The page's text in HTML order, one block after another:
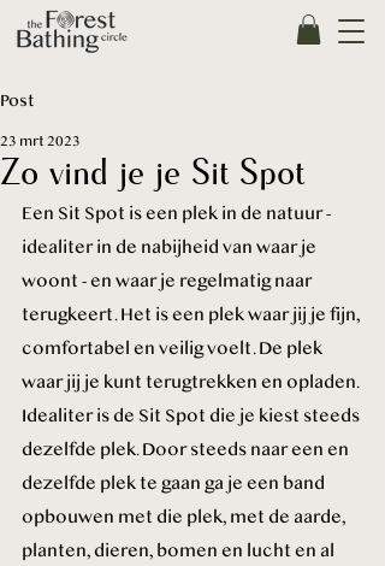
Post
Zo vind je je Sit Spot
23 mrt 2023
Een Sit Spot is een plek in de natuur -
idealiter in de nabijheid van waar je
woont - en waar je regelmatig naar
terugkeert. Het is een plek waar jij je fijn,
comfortabel en veilig voelt. De plek
waar jij je kunt terugtrekken en opladen.
Idealiter is de Sit Spot die je kiest steeds
dezelfde plek. Door steeds naar een en
dezelfde plek te gaan ga je een band
opbouwen met die plek, met de aarde,
planten, dieren, bomen en lucht en al